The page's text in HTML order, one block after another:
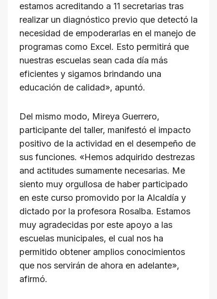
estamos acreditando a 11 secretarias tras
realizar un diagnóstico previo que detectó la
necesidad de empoderarlas en el manejo de
programas como Excel. Esto permitirá que
nuestras escuelas sean cada día más
eficientes y sigamos brindando una
educación de calidad», apuntó.
Del mismo modo, Mireya Guerrero,
participante del taller, manifestó el impacto
positivo de la actividad en el desempeño de
sus funciones. «Hemos adquirido destrezas
and actitudes sumamente necesarias. Me
siento muy orgullosa de haber participado
en este curso promovido por la Alcaldía y
dictado por la profesora Rosalba. Estamos
muy agradecidas por este apoyo a las
escuelas municipales, el cual nos ha
permitido obtener amplios conocimientos
que nos servirán de ahora en adelante»,
afirmó.